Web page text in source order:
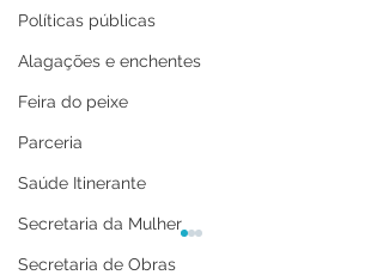
Políticas públicas
Alagações e enchentes
Feira do peixe
Parceria
Saúde Itinerante
Secretaria da Mulher
Secretaria de Obras